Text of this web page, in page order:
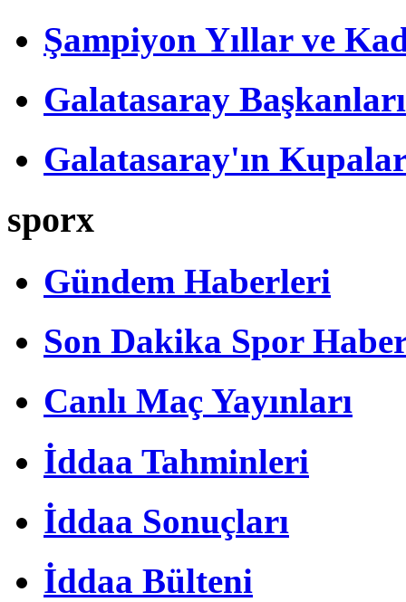
Şampiyon Yıllar ve
Galatasaray Başkanları
Galatasaray'ın
sporx
Gündem Haberleri
Son Dakika Spor
Canlı Maç Yayınları
İddaa Tahminleri
İddaa Sonuçları
İddaa Bülteni